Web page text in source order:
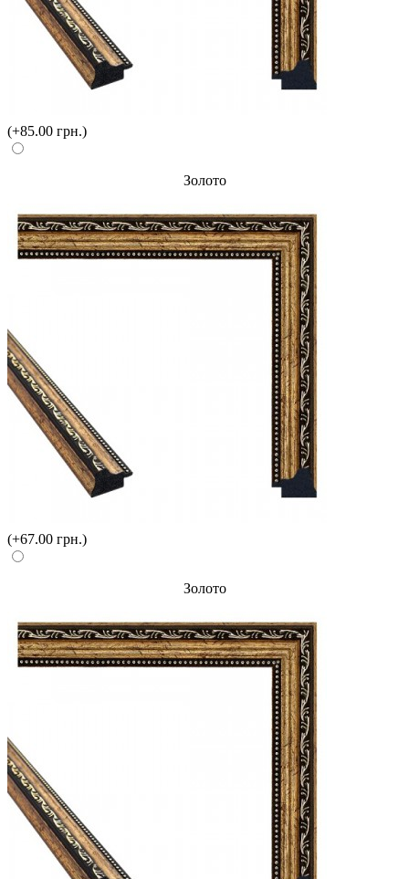
(+85.00 грн.)
Золото
(+67.00 грн.)
Золото